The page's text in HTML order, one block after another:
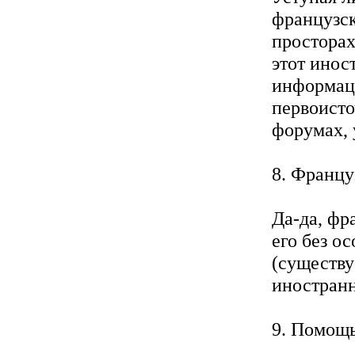
этот
форумах,
8.
Да-да,
его без
9.